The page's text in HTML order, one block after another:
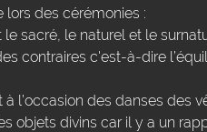
des cérémonies :
sacré, le naturel et le
contraires c'est-à-dire
l’occasion des danses des
objets divins car il y a un